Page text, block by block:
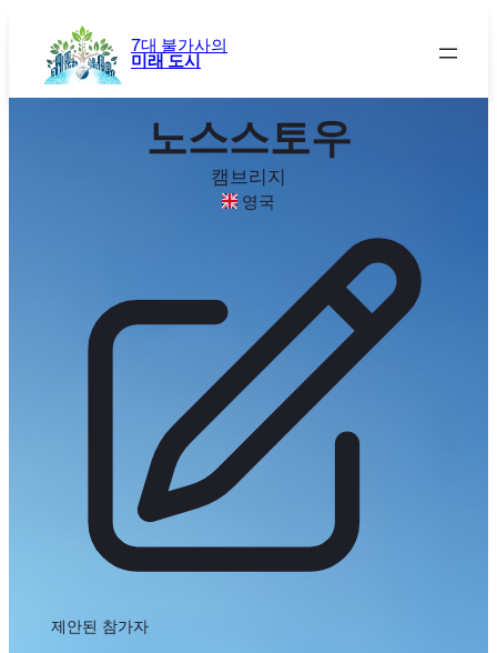
7대 불가사의
미래 도시
노스스토우
캠브리지
영국
제안된 참가자